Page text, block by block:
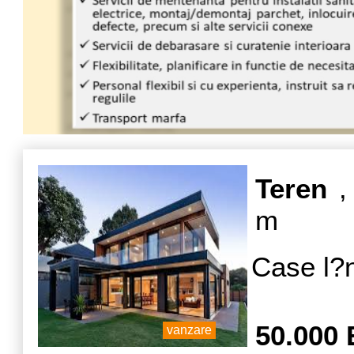
vanzare
Teren
m
Case
50.000